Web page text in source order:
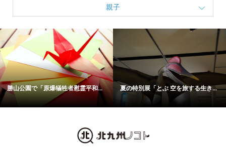
親子
勝山公園で「原爆犠牲者慰霊平和... 夏の特別展「とぶ 空を旅する生き...